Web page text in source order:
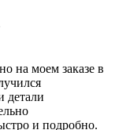
на моем заказе в
детали
и подробно.